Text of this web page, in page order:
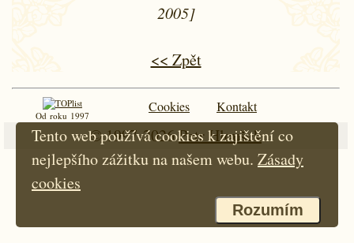
2005]
<< Zpět
Od roku 1997
Cookies Kontakt
© 1997-2026Petr Hloušek
Tento web používá cookies k zajištění co
nejlepšího zážitku na našem webu. Zásady
cookies
Rozumím